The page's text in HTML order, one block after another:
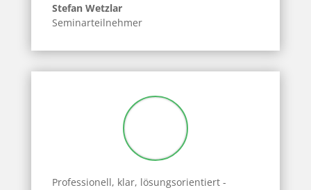
Stefan Wetzlar
Seminarteilnehmer
Professionell, klar, lösungsorientiert -